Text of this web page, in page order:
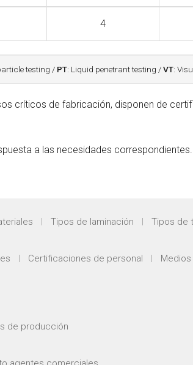
4
testing / PT: Liquid penetrant testing /VT:
críticos de fabricación, disponen de
a las necesidades correspondientes.
Tipos de laminación Tipos de
Certificaciones de personal
de producción